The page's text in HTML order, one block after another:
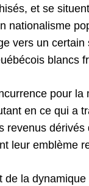
et se
nationalisme
vers un
blancs
pour
en ce qui a
revenus
leur emblème
de la